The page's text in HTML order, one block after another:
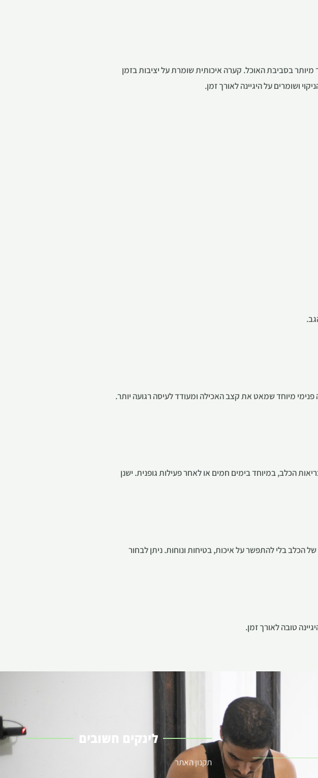
מיותר בסביבת האוכל. קערה איכותית שומרת על יציבות בזמן
ושומרים על היגיינה לאורך זמן.
פנימי מיוחד שמאט את קצב האכילה ומעודד לעיסה רגועה יותר.
הכלב, במיוחד בימים חמים או לאחר פעילות גופנית. ישנן
הכלב בלי להתפשר על איכות, בטיחות ונוחות. ניתן לבחור
טובה לאורך זמן.
לינקים חשובים
תקנון האתר